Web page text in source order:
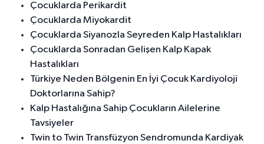
Çocuklarda Perikardit
Çocuklarda Miyokardit
Çocuklarda Siyanozla Seyreden Kalp Hastalıkları
Çocuklarda Sonradan Gelişen Kalp Kapak
Hastalıkları
Türkiye Neden Bölgenin En İyi Çocuk Kardiyoloji
Doktorlarına Sahip?
Kalp Hastalığına Sahip Çocukların Ailelerine
Tavsiyeler
Twin to Twin Transfüzyon Sendromunda Kardiyak